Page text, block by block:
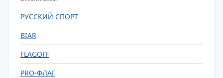
РУССКИЙ СПОРТ
BIAR
FLAGOFF
PRO-ФЛАГ